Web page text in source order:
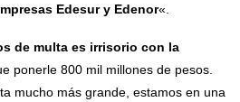
Edesur y Edenor«.
de multa es irrisorio con la
ponerle 800 mil millones de pesos.
mucho más grande, estamos en una